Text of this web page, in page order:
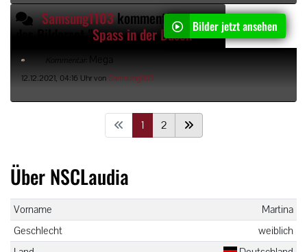
Samsung1103kommentiert
Spass in der Dusche "
Bilder jetzt ansehen
Kommentar: Mega
12.12.2021, 04:16 Uhr vonSamsung1103
1 2
Über NSCLaudia
Vorname
Martina
Geschlecht
weiblich